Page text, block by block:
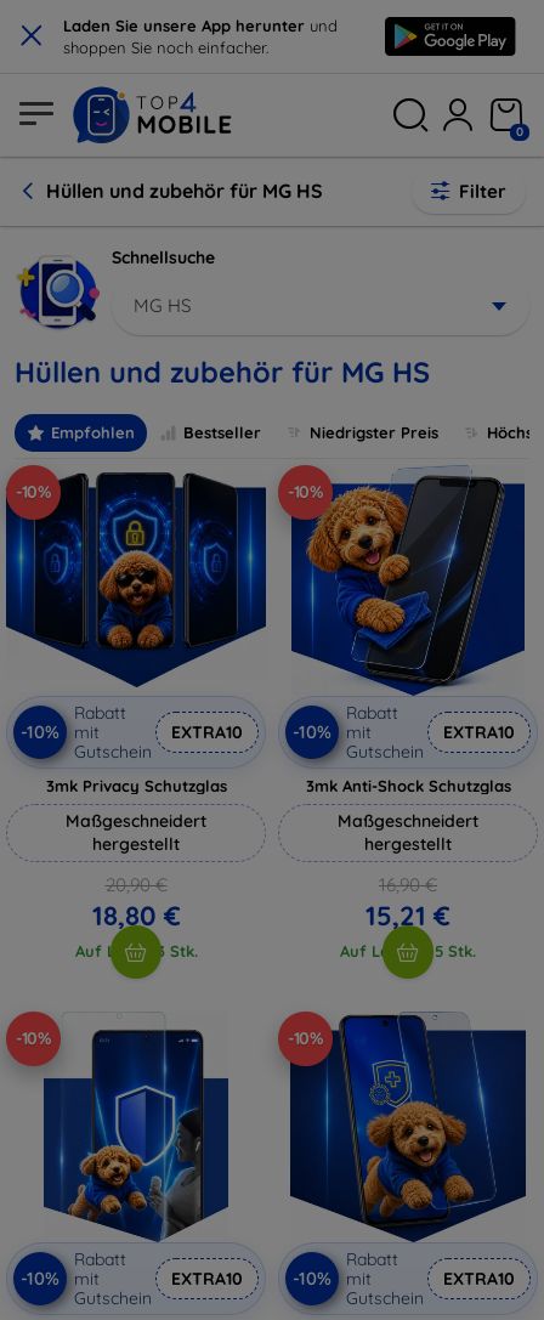
× Laden Sie unsere App herunter und
shoppen Sie noch einfacher.
0
Hüllen und zubehör für MG HS Filter
Schnellsuche
MG HS
Hüllen und zubehör für MG HS
Empfohlen Bestseller Niedrigster Preis
-10%
-10%
Rabatt
mit
Gutschein
EXTRA10
3mk Privacy Schutzglas
Maßgeschneidert
hergestellt
20,90 €
18,80 €
Auf Lager 3 Stk.
-10%
-10%
Rabatt
mit
Gutschein
EXTRA10
3mk Anti-Shock Schutzglas
Maßgeschneidert
hergestellt
16,90 €
15,21 €
Auf Lager > 5 Stk.
-10%
-10%
Rabatt
mit
Gutschein
EXTRA10
-10%
-10%
Rabatt
mit
Gutschein
EXTRA10